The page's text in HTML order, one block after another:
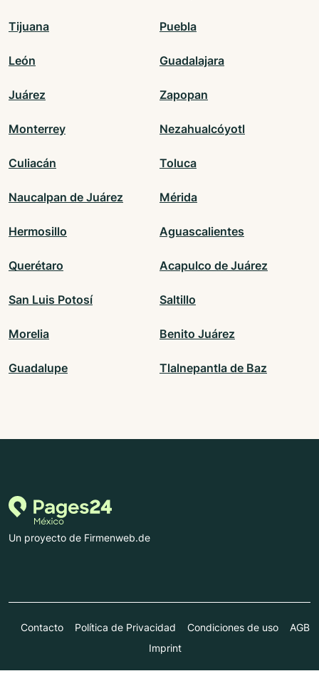
Tijuana Puebla
León Guadalajara
Juárez Zapopan
Monterrey Nezahualcóyotl
Culiacán Toluca
Naucalpan de Juárez Mérida
Hermosillo Aguascalientes
Querétaro Acapulco de Juárez
San Luis Potosí Saltillo
Morelia Benito Juárez
Guadalupe Tlalnepantla de Baz
Un proyecto de Firmenweb.de
Contacto Política de Privacidad Condiciones de uso
AGB
Imprint